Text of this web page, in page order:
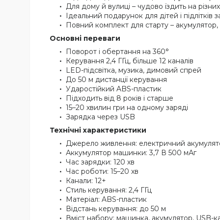
Для дому й вулиці – чудово їздить на
Ідеальний подарунок для дітей і
Повний комплект для старту – акумулятор,
Основні переваги
Поворот і обертання на 360°
Керування 2,4 ГГц, більше 12 каналів
LED-підсвітка, музика, димовий спрей
До 50 м дистанції керування
Ударостійкий ABS-пластик
Підходить від 8 років і старше
15–20 хвилин гри на одному заряді
Зарядка через USB
Технічні характеристики
Джерело живлення: електричний
Аккумулятор машинки: 3,7 В 500 мАг
Час зарядки: 120 хв
Час роботи: 15–20 хв
Канали: 12+
Стиль керування: 2,4 ГГц
Матеріал: ABS-пластик
Відстань керування: до 50 м
Вміст набору: машинка, акумулятор, USB-